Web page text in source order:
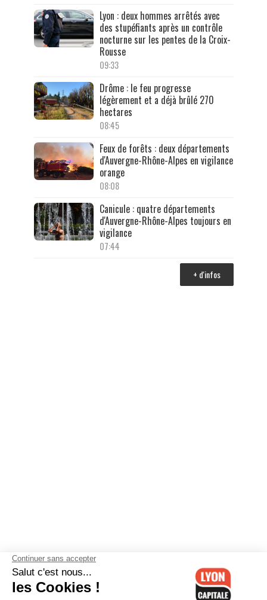
Lyon : deux hommes arrêtés avec
des stupéfiants après un contrôle
nocturne sur les pentes de la Croix-
Rousse
09:33
Drôme : le feu progresse
légèrement et a déjà brûlé 270
hectares
08:45
Feux de forêts : deux départements
d'Auvergne-Rhône-Alpes en vigilance
orange
08:08
Canicule : quatre départements
d'Auvergne-Rhône-Alpes toujours en
vigilance
07:44
+ d'infos